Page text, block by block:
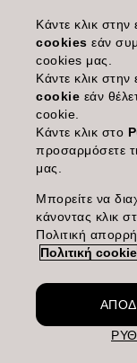
ImprintPrivacy Policy
GR | Greek
Goldwell
Making life
Κάντε κλικ
cookies εάν
cookies μας.
Κάντε κλικ
cookie εάν
cookie.
Κάντε κλικ στο
προσαρμόσετε
μας.
Μπορείτε να
κάνοντας κλικ
Πολιτική
Πολιτική cookie